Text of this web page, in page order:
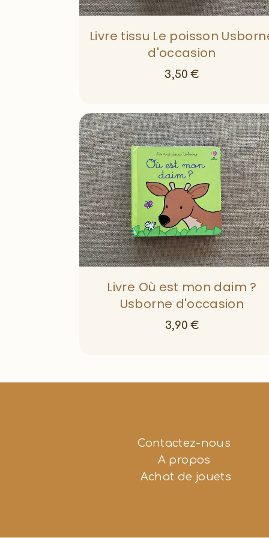
Livre tissu Le poisson
d'occasion
3,50 €
Livre Où est mon daim ?
Usborne d'occasion
3,90 €
Contactez-nous
A propos
Achat de jouets